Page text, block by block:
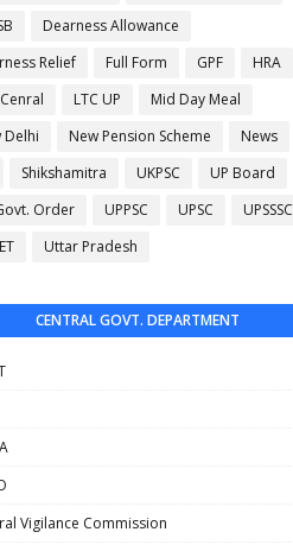
Dearness Allowance
Relief
Full Form GPF
HRA
LTC UP
Mid Day Meal
Delhi
New Pension Scheme
News
Shikshamitra UKPSC
UP Board
Order
UPPSC UPSC
UPSSSC
Uttar Pradesh
CENTRAL GOVT. DEPARTMENT
Vigilance Commission